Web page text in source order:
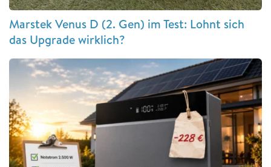
Marstek Venus D (2. Gen) im Test: Lohnt sich
das Upgrade wirklich?